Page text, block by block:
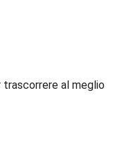
al meglio